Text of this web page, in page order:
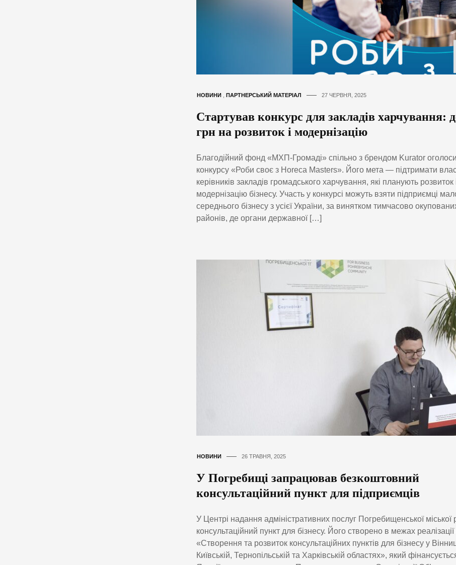
НОВИНИ, ПАРТНЕРСЬКИЙ МАТЕРІАЛ 27 ЧЕРВНЯ, 2025
Стартував конкурс для закладів харчування:
грн на розвиток і модернізацію
Благодійний фонд «МХП-Громаді» спільно з брендом Kurator
конкурсу «Роби своє з Horeca Masters». Його мета — підтримати
керівників закладів громадського харчування, які планують розвиток
модернізацію бізнесу. Участь у конкурсі можуть взяти підприємці
середнього бізнесу з усієї України, за винятком тимчасово
районів, де органи державної […]
НОВИНИ 26 ТРАВНЯ, 2025
У Погребищі запрацював безкоштовний
консультаційний пункт для підприємців
У Центрі надання адміністративних послуг Погребищенської міської
консультаційний пункт для бізнесу. Його створено в межах реалізації
«Створення та розвиток консультаційних пунктів для бізнесу у
Київській, Тернопільській та Харківській областях», який